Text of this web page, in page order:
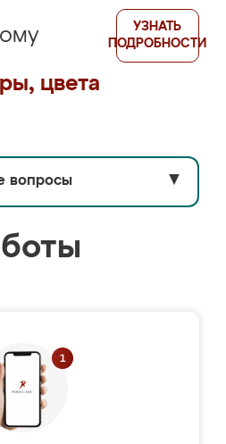
цвета
УЗНАТЬ
ПОДРОБНОСТИ
вопросы ▼